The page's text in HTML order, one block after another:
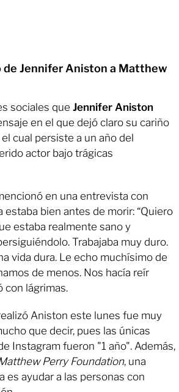
Jennifer Aniston a Matthew
sociales que Jennifer Aniston
en el que dejó claro su cariño
el cual persiste a un año del
actor bajo trágicas
en una entrevista con
estaba bien antes de morir: “Quiero
estaba realmente sano y
Trabajaba muy duro.
vida dura. Le echo muchísimo de
de menos. Nos hacía reír
con lágrimas.
Aniston este lunes fue muy
que decir, pues las únicas
Instagram fueron "1 año". Además,
Perry Foundation, una
es ayudar a las personas con